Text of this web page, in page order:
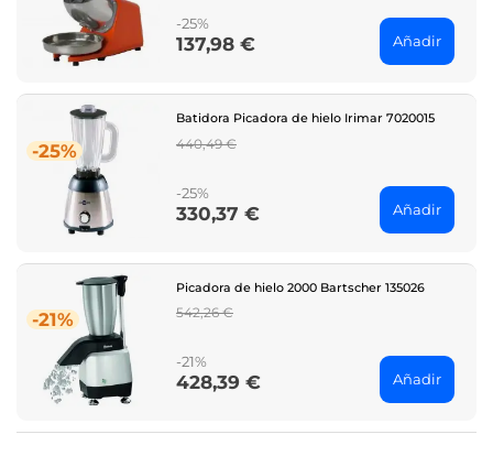
-25%
Price
137,98 € Añadir
-25%
Batidora Picadora de hielo Irimar 7020015
Regular
440,49 €
-25%
Price
330,37 € Añadir
-21%
Picadora de hielo 2000 Bartscher 135026
Regular
542,26 €
-21%
Price
428,39 € Añadir